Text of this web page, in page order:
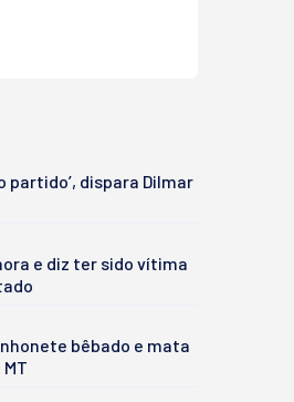
partido’, dispara Dilmar
e diz ter sido vítima
bêbado e mata